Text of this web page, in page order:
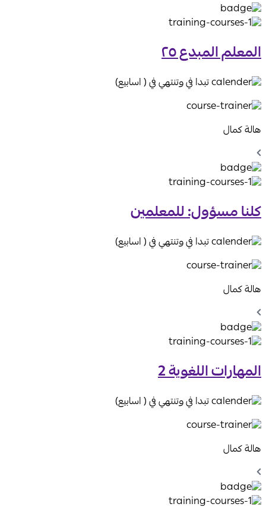
المعلم المبدع ٢٥
تبدا في وتنتهي في ( اسابيع)
هالة كمال
Chevron
Left
Icon
كلنا مسؤول: للمعلمين
تبدا في وتنتهي في ( اسابيع)
هالة كمال
Chevron
Left
Icon
المهارات اللغوية 2
تبدا في وتنتهي في ( اسابيع)
هالة كمال
Chevron
Left
Icon